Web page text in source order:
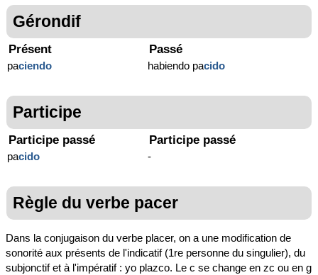
Gérondif
Présent
paciendo
Passé
habiendo pacido
Participe
Participe passé
pacido
Participe passé
-
Règle du verbe pacer
Dans la conjugaison du verbe placer, on a une modification de
sonorité aux présents de l'indicatif (1re personne du singulier), du
subjonctif et à l'impératif : yo plazco. Le c se change en zc ou en g